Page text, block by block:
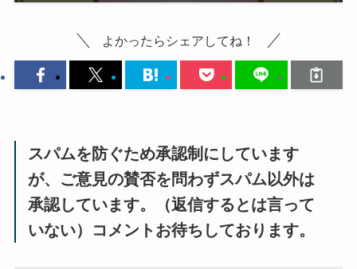
よかったらシェアしてね！
スパムを防ぐため承認制にしています
が、ご意見の賛否を問わずスパム以外は
承認しています。（返信するとは言って
いない）コメントお待ちしております。